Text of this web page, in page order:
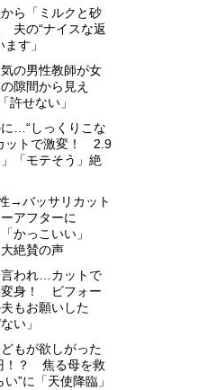
ら「ミルクと砂
の“ナイスな返
す」
の男性教師が女
隙間から見え
許せない」
…“しっくりこな
ットで激変！ 2.9
「モテそう」絶
→バッサリカット
アフターに
かっこいい」
絶賛の声
われ…カットで
身！ ビフォー
もお願いした
い」
もが欲しがった
！？ 焦る母を救
”に「天使降臨」